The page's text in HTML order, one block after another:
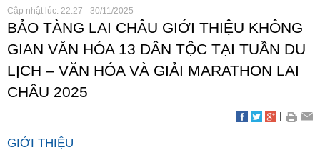
Cập nhật lúc: 22:27 - 30/11/2025
BẢO TÀNG LAI CHÂU GIỚI THIỆU KHÔNG
GIAN VĂN HÓA 13 DÂN TỘC TẠI TUẦN DU
LỊCH – VĂN HÓA VÀ GIẢI MARATHON LAI
CHÂU 2025
GIỚI THIỆU